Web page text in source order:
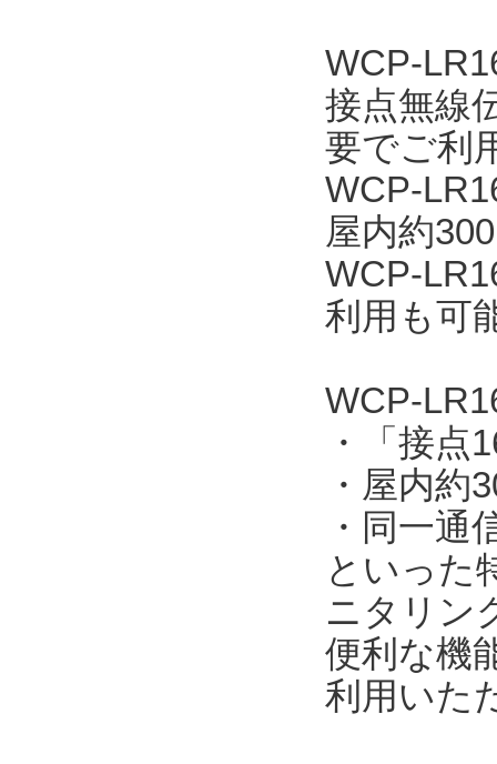
WCP-
接点無線
要でご利
WCP-
屋内約
WCP-
利用も可
WCP-
・「接点
・屋内約
・同一通
といった
ニタリン
便利な機
利用いた